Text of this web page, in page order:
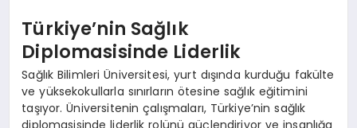
Türkiye’nin Sağlık
Diplomasisinde Liderlik
Sağlık Bilimleri Üniversitesi, yurt dışında kurduğu fakülte
ve yüksekokullarla sınırların ötesine sağlık eğitimini
taşıyor. Üniversitenin çalışmaları, Türkiye’nin sağlık